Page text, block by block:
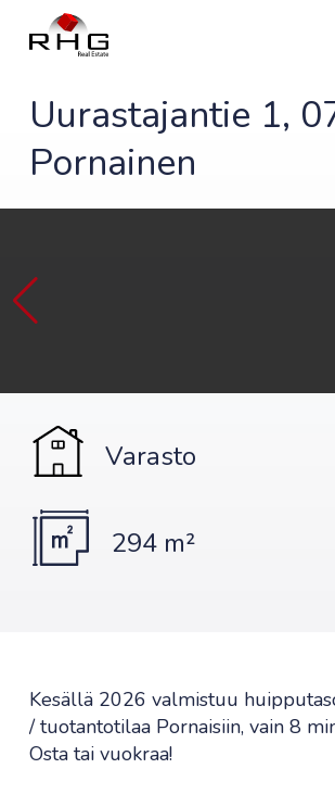
Uurastajantie 1,
Pornainen
Varasto
294 m²
Kesällä 2026 valmistuu
/ tuotantotilaa Pornaisiin, vain 8
Osta tai vuokraa!